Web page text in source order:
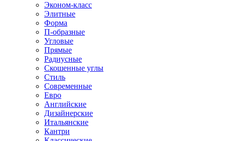
Эконом-класс
Элитные
Форма
П-образные
Угловые
Прямые
Радиусные
Скошенные углы
Стиль
Современные
Евро
Английские
Дизайнерские
Итальянские
Кантри